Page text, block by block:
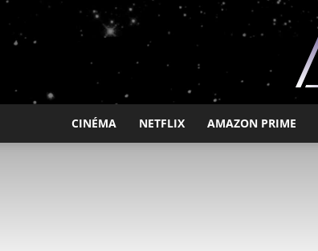
CINÉMA NETFLIX AMAZON PRIME